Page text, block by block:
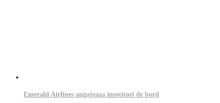
Emerald Airlines angajeaza insotitori de bord